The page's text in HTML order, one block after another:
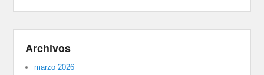
Archivos
marzo 2026